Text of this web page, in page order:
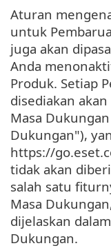
Aturan
untuk
juga akan
Anda
Produk. Setiap
disediakan
Masa
Dukungan"),
https://
tidak akan
salah satu
Masa
dijelaskan
Dukungan.